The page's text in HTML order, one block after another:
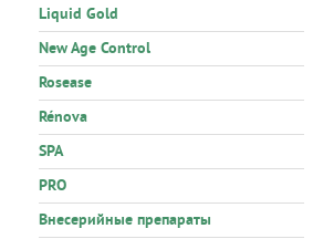
Liquid Gold
New Age Control
Rosease
Rénova
SPA
PRO
Внесерийные препараты